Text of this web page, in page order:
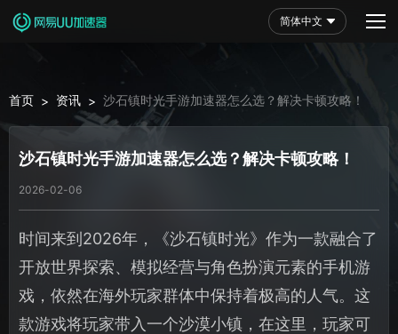
简体中文
首页 > 资讯 > 沙石镇时光手游加速器怎么选？解决卡顿攻略！
沙石镇时光手游加速器怎么选？解决卡顿攻略！
2026-02-06
时间来到2026年，《沙石镇时光》作为一款融合了
开放世界探索、模拟经营与角色扮演元素的手机游
戏，依然在海外玩家群体中保持着极高的人气。这
款游戏将玩家带入一个沙漠小镇，在这里，玩家可